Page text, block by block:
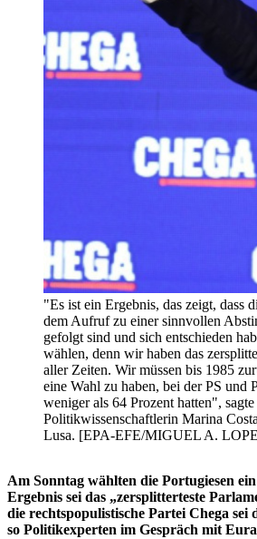
"Es ist ein Ergebnis, das zeigt, dass
dem Aufruf zu einer sinnvollen
gefolgt sind und sich entschieden
wählen, denn wir haben das
aller Zeiten. Wir müssen bis 1985
eine Wahl zu haben, bei der PS und
weniger als 64 Prozent hatten",
Politikwissenschaftlerin Marina
Lusa. [EPA-EFE/MIGUEL A.
Am Sonntag wählten die Portugiesen
Ergebnis sei das „zersplitterteste
die rechtspopulistische Partei Chega sei
so Politikexperten im Gespräch mit